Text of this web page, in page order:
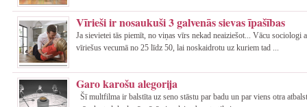
Vīrieši ir nosaukuši 3 galvenās sievas īpašības
Ja sievietei tās piemīt, no viņas vīrs nekad neaiziešot... Vācu sociologi
vīriešus vecumā no 25 līdz 50, lai noskaidrotu uz kuriem tad ...
Garo karošu alegorija
Šī multfilma ir balstīta uz seno stāstu par badu un par viens otra